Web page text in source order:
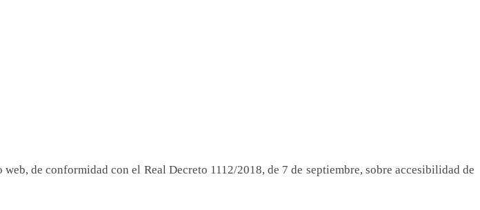
de conformidad con el Real Decreto 1112/2018, de 7 de septiembre, sobre accesibilidad de